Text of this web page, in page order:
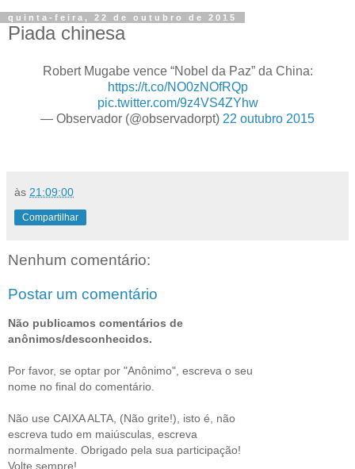
quinta-feira, 22 de outubro de 2015
Piada chinesa
Robert Mugabe vence “Nobel da Paz” da China:
https://t.co/NO0zNOfRQp
pic.twitter.com/9z4VS4ZYhw
— Observador (@observadorpt) 22 outubro 2015
às 21:09:00
Compartilhar
Nenhum comentário:
Postar um comentário
Não publicamos comentários de
anônimos/desconhecidos.
Por favor, se optar por "Anônimo", escreva o seu
nome no final do comentário.
Não use CAIXA ALTA, (Não grite!), isto é, não
escreva tudo em maiúsculas, escreva
normalmente. Obrigado pela sua participação!
Volte sempre!